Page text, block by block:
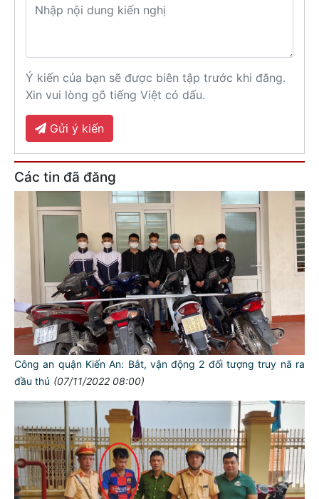
Ý kiến của bạn sẽ được biên tập trước khi đăng.
Xin vui lòng gõ tiếng Việt có dấu.
Gửi ý kiến
Các tin đã đăng
Công an quận Kiến An: Bắt, vận động 2 đối tượng truy nã ra
đầu thú (07/11/2022 08:00)